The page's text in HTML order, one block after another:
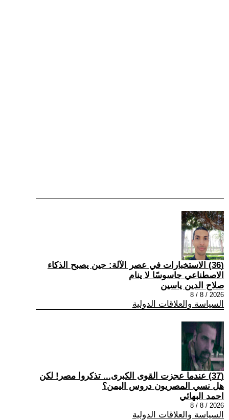
(36) الاستخبارات في عصر الآلة: حين يصبح الذكاء
الاصطناعي جاسوسًا لا ينام
صلاح الدين ياسين
2026 / 8 / 8
السياسة والعلاقات الدولية
(37) عندما عجزت القوى الكبرى... تذكروا مصر! لكن
هل نسي المصريون دروس اليمن؟
احمد البهائي
2026 / 8 / 8
السياسة والعلاقات الدولية